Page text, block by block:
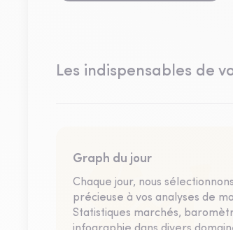
Les indispensables de
Graph du jour
Chaque jour, nous
précieuse à vos analyses de
Statistiques marchés,